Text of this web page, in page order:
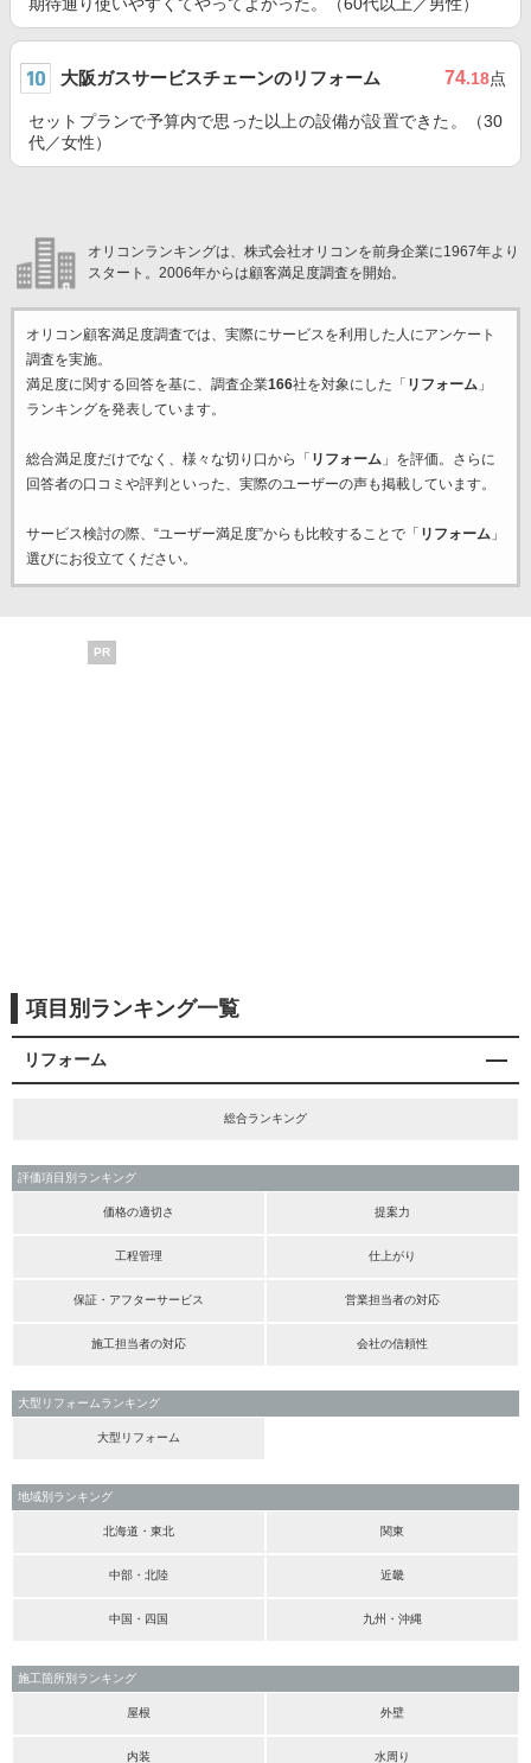
大阪ガスサービスチェーンのリフォーム 74.18点
セットプランで予算内で思った以上の設備が設置できた。（30
代／女性）
オリコンランキングは、株式会社オリコンを前身企業に1967年より
スタート。2006年からは顧客満足度調査を開始。
オリコン顧客満足度調査では、実際にサービスを利用した 人にアンケート
調査を実施。
満足度に関する回答を基に、調査企業166社を対象にした「 リフォーム」
ランキングを発表しています。
総合満足度だけでなく、様々な切り口から「 リフォーム」を評価。さらに
回答者の口コミや評判といった、実際のユーザーの声も掲載しています。
サービス検討の際、“ユーザー満足度”からも比較することで「 リフォーム」
選びにお役立てください。
PR
項目別ランキング一覧
リフォーム
総合ランキング
評価項目別ランキング
価格の適切さ 提案力
工程管理 仕上がり
保証・アフターサービス 営業担当者の対応
施工担当者の対応 会社の信頼性
大型リフォームランキング
大型リフォーム
地域別ランキング
北海道・東北 関東
中部・北陸 近畿
中国・四国 九州・沖縄
施工箇所別ランキング
屋根 外壁
内装 水周り